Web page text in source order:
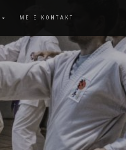
MEIE KONTAKT